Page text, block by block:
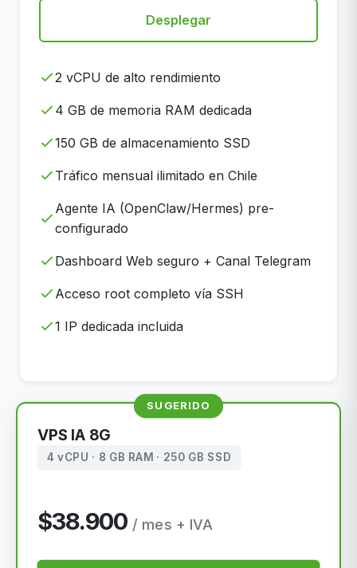
Desplegar
2 vCPU de alto rendimiento
4 GB de memoria RAM dedicada
150 GB de almacenamiento SSD
Tráfico mensual ilimitado en Chile
Agente IA (OpenClaw/Hermes) pre-
configurado
Dashboard Web seguro + Canal Telegram
Acceso root completo vía SSH
1 IP dedicada incluida
SUGERIDO
VPS IA 8G
4 vCPU · 8 GB RAM · 250 GB SSD
$38.900 / mes + IVA